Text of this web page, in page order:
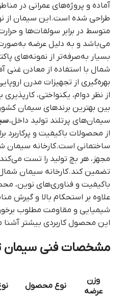
آماده و پروژه‌های عمرانی در
طراحی شده است.این سیمان از
متوسط در برابر سولفات‌ها و
می‌باشد و به دلیل عرضه به‌صورت
بسیار به‌صرفه‌تر از نمونه‌های
شمال با استفاده از معادن غنی
بهره‌گیری از تجهیزات مدرن
از نظر دوام، یکنواختی،
بین بهترین برندهای سیمان کشور
سیمان‌های پرتلند تولید داخل،
از محصولات باکیفیت و پرکاربرد
ساختمانی است.کارخانه سیمان
مجهز، هر بچ تولید را تست
تضمین کند.کارخانه سیمان شمال
باکیفیت و فناوری‌های نوین،
علاوه بر استحکام بالا و گیرش
شیمیایی و مقاومت مطلوب
این محصول کاربردی بیشتر
مشخصات فنی سیمان تیپ 2
وزن
عرضه
نوع محصول